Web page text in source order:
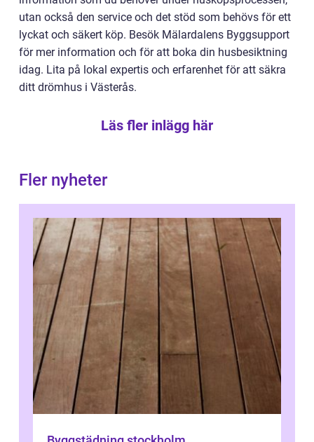
utan också den service och det stöd som behövs för ett
lyckat och säkert köp. Besök Mälardalens Byggsupport
för mer information och för att boka din husbesiktning
idag. Lita på lokal expertis och erfarenhet för att säkra
ditt drömhus i Västerås.
Läs fler inlägg här
Fler nyheter